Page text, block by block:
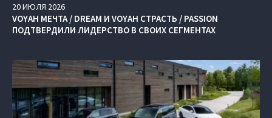
20ИЮЛЯ 2026
VOYAH МЕЧТА / DREAM И VOYAH СТРАСТЬ / PASSION
ПОДТВЕРДИЛИ ЛИДЕРСТВО В СВОИХ СЕГМЕНТАХ